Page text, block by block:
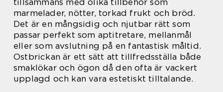
tillsammans med olika tillbehör som
marmelader, nötter, torkad frukt och bröd.
Det är en mångsidig och njutbar rätt som
passar perfekt som aptitretare, mellanmål
eller som avslutning på en fantastisk måltid.
Ostbrickan är ett sätt att tillfredsställa både
smaklökar och ögon då den ofta är vackert
upplagd och kan vara estetiskt tilltalande.